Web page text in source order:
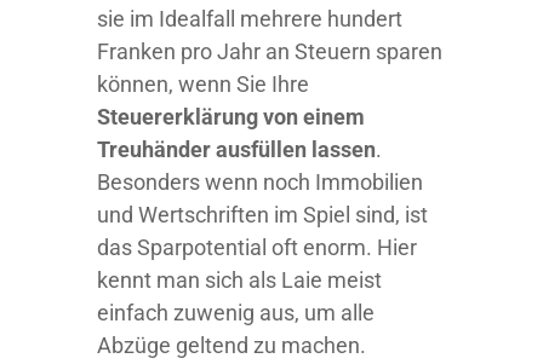
sie im Idealfall mehrere hundert
Franken pro Jahr an Steuern sparen
können, wenn Sie Ihre
Steuererklärung von einem
Treuhänder ausfüllen lassen.
Besonders wenn noch Immobilien
und Wertschriften im Spiel sind, ist
das Sparpotential oft enorm. Hier
kennt man sich als Laie meist
einfach zuwenig aus, um alle
Abzüge geltend zu machen.